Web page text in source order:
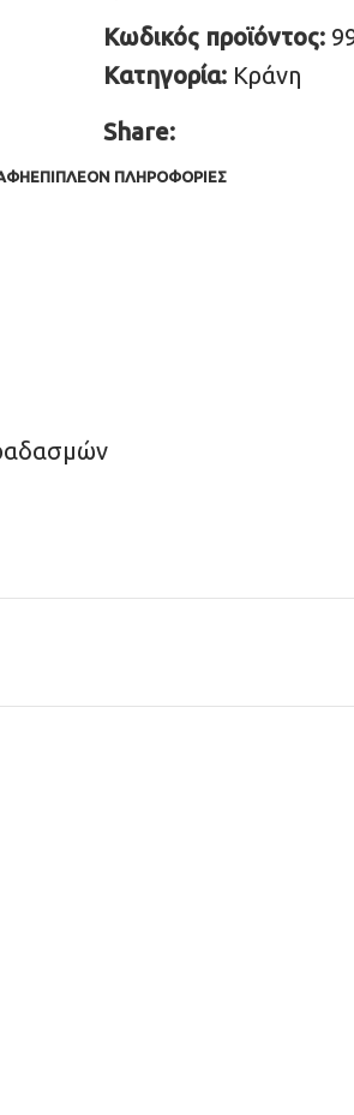
Κωδικός προϊόντος:
Κατηγορία: Κράνη
Share:
ΕΠΙΠΛΈΟΝ ΠΛΗΡΟΦΟΡΊΕΣ